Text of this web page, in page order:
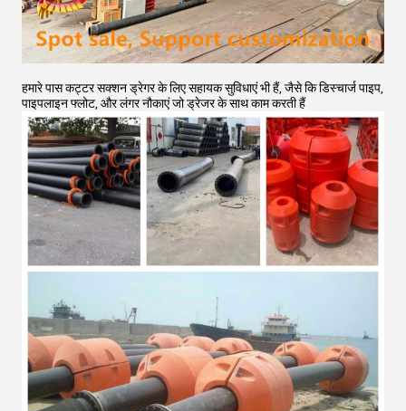
हमारे पास कट्टर सक्शन ड्रेगर के लिए सहायक सुविधाएं भी हैं, जैसे कि डिस्चार्ज पाइप,
पाइपलाइन फ्लोट, और लंगर नौकाएं जो ड्रेजर के साथ काम करती हैं